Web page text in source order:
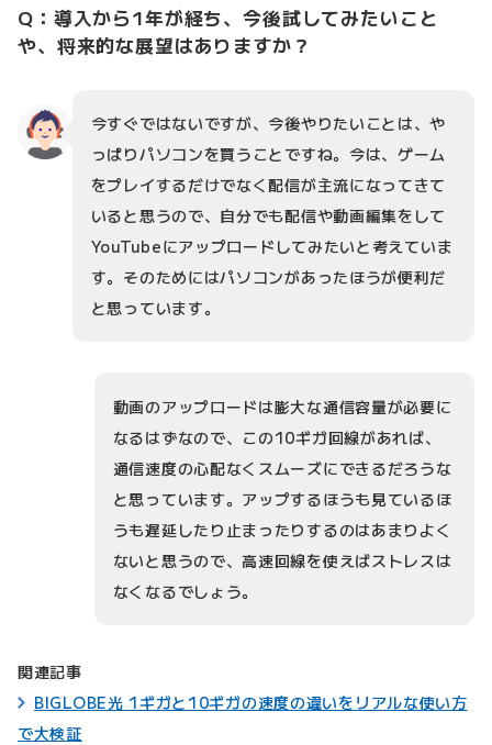
Q：導入から1年が経ち、今後試してみたいこと
や、将来的な展望はありますか？
今すぐではないですが、今後やりたいことは、や
っぱりパソコンを買うことですね。今は、ゲーム
をプレイするだけでなく配信が主流になってきて
いると思うので、自分でも配信や動画編集をして
YouTubeにアップロードしてみたいと考えていま
す。そのためにはパソコンがあったほうが便利だ
と思っています。
動画のアップロードは膨大な通信容量が必要に
なるはずなので、この10ギガ回線があれば、
通信速度の心配なくスムーズにできるだろうな
と思っています。アップするほうも見ているほ
うも遅延したり止まったりするのはあまりよく
ないと思うので、高速回線を使えばストレスは
なくなるでしょう。
関連記事
BIGLOBE光 1ギガと10ギガの速度の違いをリアルな使い方
で大検証